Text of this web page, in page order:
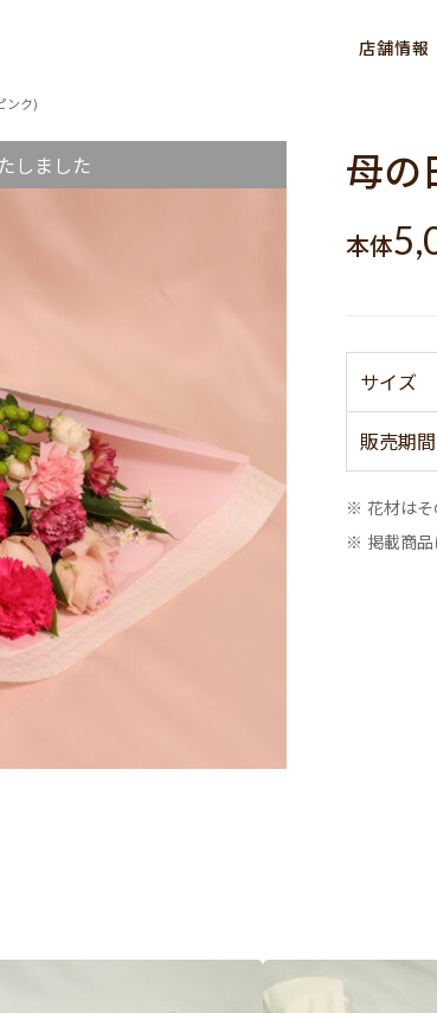
店舗情報
ンク)
しました 母の
本体
サイズ
販売期間
※ 花材はそ
※ 掲載商品